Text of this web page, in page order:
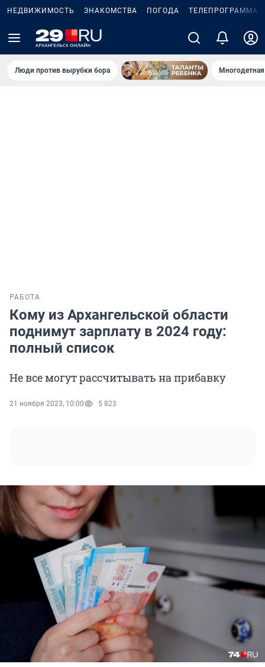
НЕДВИЖИМОСТЬ ЗНАКОМСТВА ПОГОДА ТЕЛЕПРОГРАММА
Люди против вырубки бора
РАБОТА
Кому из Архангельской области
поднимут зарплату в 2024 году:
полный список
Не все могут рассчитывать на прибавку
21 ноября 2023, 10:00 5 823